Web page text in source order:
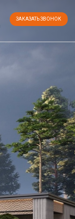
ЗАКАЗАТЬ ЗВОНОК